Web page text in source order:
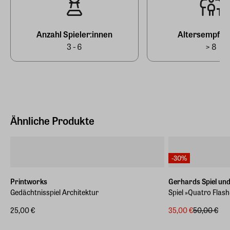
info@hutter-trade.com
Anzahl Spieler:innen
3 - 6
> 8
Ähnliche Produkte
Printworks
Gedächtnisspiel Architektur
25,00 €
-30%
Gerhards Spiel
Spiel »Quatro
35,00 €50,00 €